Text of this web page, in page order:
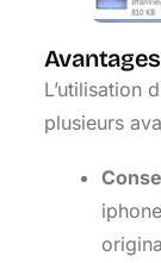
L’utilisation
plusieurs